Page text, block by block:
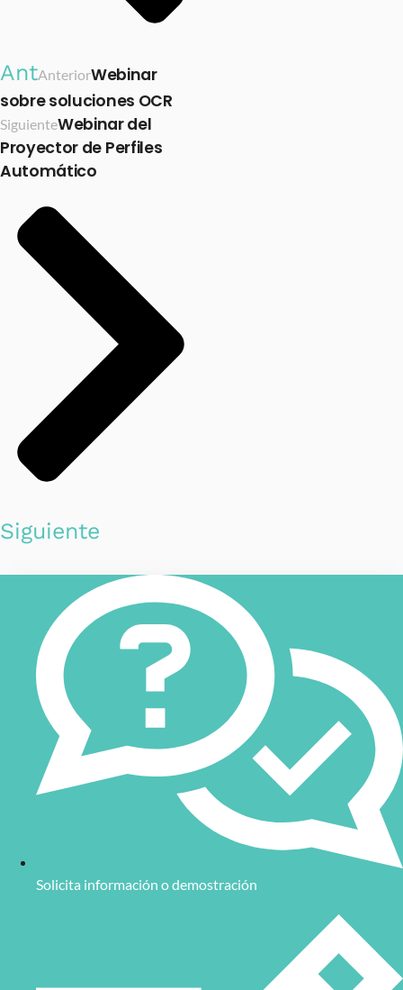
AntAnteriorWebinar
sobre soluciones OCR
SiguienteWebinar del
Proyector de Perfiles
Automático
Siguiente
Solicita información o demostración